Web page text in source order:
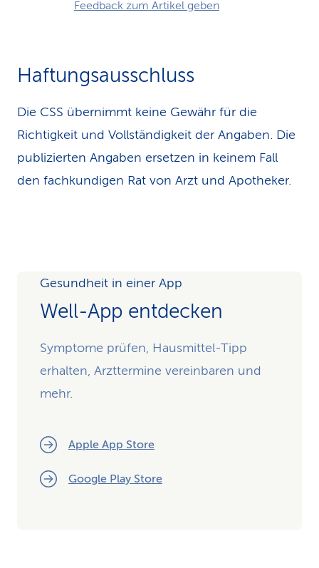
Feedback zum Artikel geben
Haftungsausschluss
Die CSS übernimmt keine Gewähr für die
Richtigkeit und Vollständigkeit der Angaben. Die
publizierten Angaben ersetzen in keinem Fall
den fachkundigen Rat von Arzt und Apotheker.
Gesundheit in einer App
Well-App entdecken
Symptome prüfen, Hausmittel-Tipp
erhalten, Arzttermine vereinbaren und
mehr.
Apple App Store
Google Play Store